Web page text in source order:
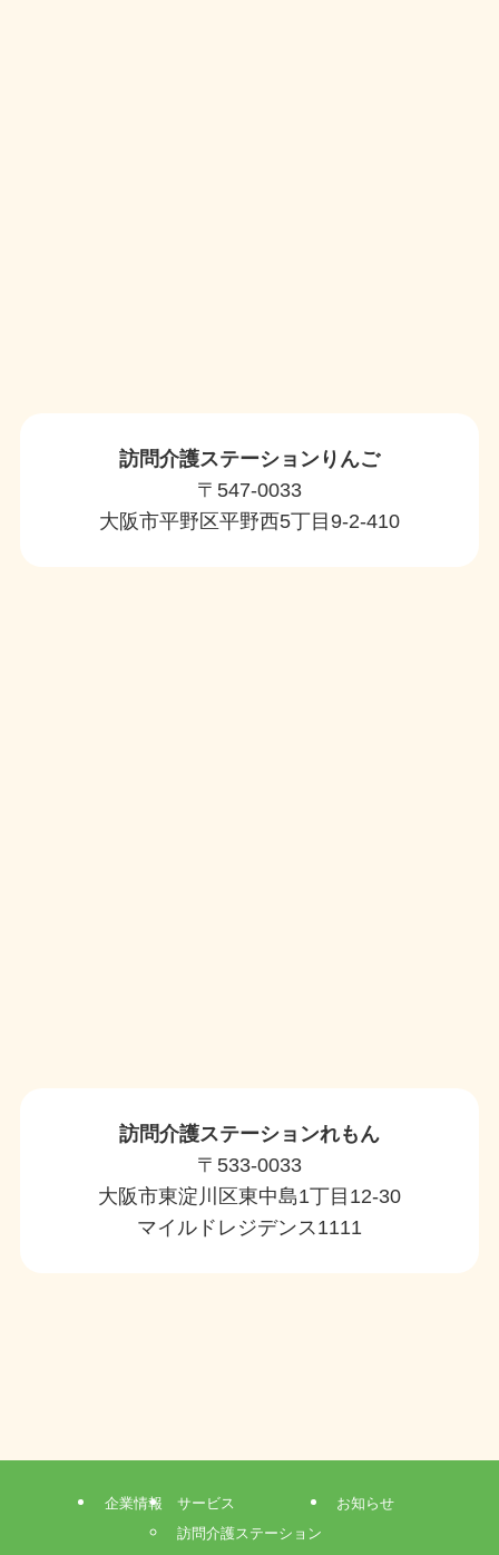
訪問介護ステーションりんご
〒547-0033
大阪市平野区平野西5丁目9-2-410
訪問介護ステーションれもん
〒533-0033
大阪市東淀川区東中島1丁目12-30
マイルドレジデンス1111
企業情報
サービス
訪問介護ステーション
お知らせ